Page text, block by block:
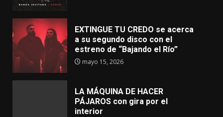
EXTINGUE TU CREDO se acerca
a su segundo disco con el
estreno de “Bajando el Río”
mayo 15, 2026
LA MÁQUINA DE HACER
PÁJAROS con gira por el
interior